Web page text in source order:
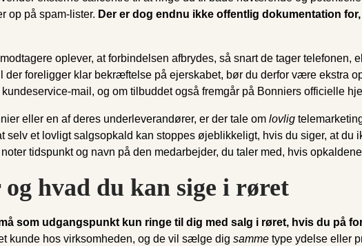
op på spam-lister. Der er dog endnu ikke offentlig dokumentation
oplever, at forbindelsen afbrydes, så snart de tager telefonen,
foreligger klar bekræftelse på ejerskabet, bør du derfor være ekstra
mail, og om tilbuddet også fremgår på Bonniers officielle
eller en af deres underleverandører, er der tale om lovlig
selv et lovligt salgsopkald kan stoppes øjeblikkeligt, hvis du siger, at
tidspunkt og navn på den medarbejder, du taler med, hvis
hvad du kan sige i røret
som udgangspunkt kun ringe til dig med salg i røret, hvis du på
kunde hos virksomheden, og de vil sælge dig samme type ydelse eller